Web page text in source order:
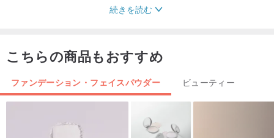
続きを読む
こちらの商品もおすすめ
ファンデーション・フェイスパウダー ビューティー